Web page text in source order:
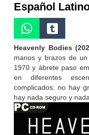
Español
Heavenly Bodies
manos y brazos de
1970 y ábrete paso
en diferentes
complicados: no hay
hay nada seguro y